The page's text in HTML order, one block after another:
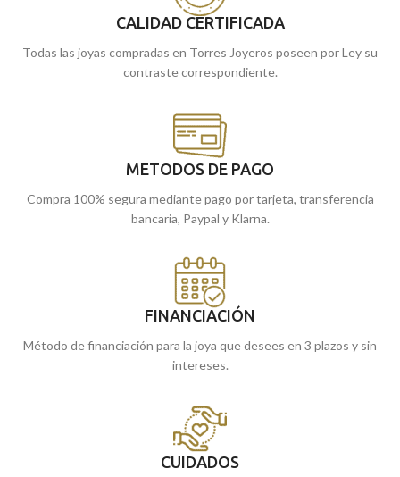
CALIDAD CERTIFICADA
Todas las joyas compradas en Torres Joyeros poseen por Ley su
contraste correspondiente.
METODOS DE PAGO
Compra 100% segura mediante pago por tarjeta, transferencia
bancaria, Paypal y Klarna.
FINANCIACIÓN
Método de financiación para la joya que desees en 3 plazos y sin
intereses.
CUIDADOS